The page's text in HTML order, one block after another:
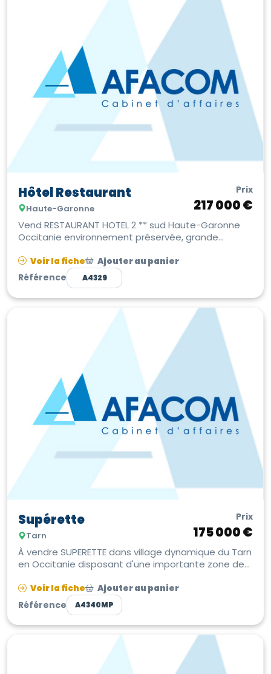
Hôtel Restaurant
Haute-Garonne
Prix
217 000 €
Vend RESTAURANT HOTEL 2 ** sud Haute-Garonne
Occitanie environnement préservée, grande
Voir la fiche Ajouter au panier
Référence A4329
Supérette
Tarn
Prix
175 000 €
À vendre SUPERETTE dans village dynamique du Tarn
en Occitanie disposant d'une importante zone de
Voir la fiche Ajouter au panier
Référence A4340MP